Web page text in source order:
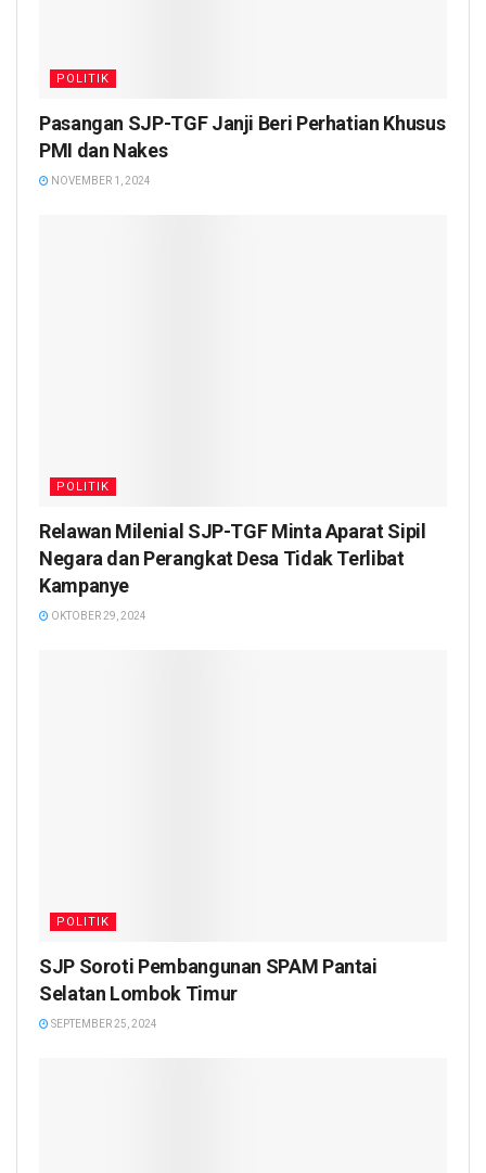
POLITIK
Pasangan SJP-TGF Janji Beri Perhatian Khusus
PMI dan Nakes
NOVEMBER 1, 2024
POLITIK
Relawan Milenial SJP-TGF Minta Aparat Sipil
Negara dan Perangkat Desa Tidak Terlibat
Kampanye
OKTOBER 29, 2024
POLITIK
SJP Soroti Pembangunan SPAM Pantai
Selatan Lombok Timur
SEPTEMBER 25, 2024